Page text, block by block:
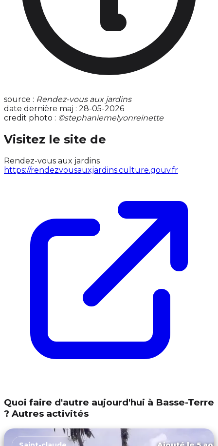
source : Rendez-vous aux jardins
date dernière maj : 28-05-2026
credit photo : ©stephaniemelyonreinette
Visitez le site de
Rendez-vous aux jardins
https://rendezvousauxjardins.culture.gouv.fr
Quoi faire d'autre aujourd'hui à Basse-Terre
? Autres activités